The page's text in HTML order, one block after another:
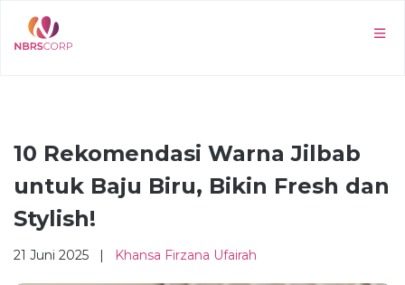
10 Rekomendasi Warna Jilbab
untuk Baju Biru, Bikin Fresh dan
Stylish!
21 Juni 2025 | Khansa Firzana Ufairah